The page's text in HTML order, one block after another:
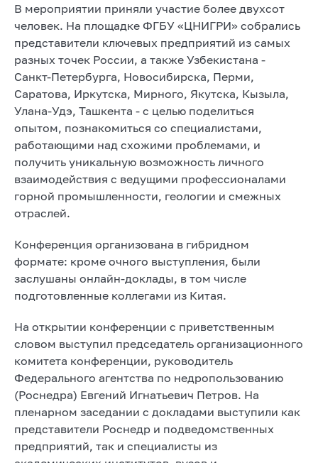
В мероприятии приняли участие более двухсот
человек. На площадке ФГБУ «ЦНИГРИ» собрались
представители ключевых предприятий из самых
разных точек России, а также Узбекистана -
Санкт-Петербурга, Новосибирска, Перми,
Саратова, Иркутска, Мирного, Якутска, Кызыла,
Улана-Удэ, Ташкента - с целью поделиться
опытом, познакомиться со специалистами,
работающими над схожими проблемами, и
получить уникальную возможность личного
взаимодействия с ведущими профессионалами
горной промышленности, геологии и смежных
отраслей.
Конференция организована в гибридном
формате: кроме очного выступления, были
заслушаны онлайн-доклады, в том числе
подготовленные коллегами из Китая.
На открытии конференции с приветственным
словом выступил председатель организационного
комитета конференции, руководитель
Федерального агентства по недропользованию
(Роснедра) Евгений Игнатьевич Петров. На
пленарном заседании с докладами выступили как
представители Роснедр и подведомственных
предприятий, так и специалисты из